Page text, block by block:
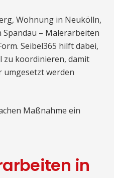
Wohnung in Neukölln,
– Malerarbeiten
Seibel365 hilft dabei,
zu koordinieren, damit
umgesetzt werden
Maßnahme ein
in